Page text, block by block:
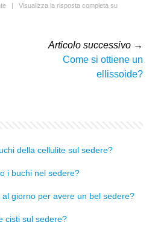
| Visualizza la risposta completa su
Articolo successivo →
Come si ottiene un
ellissoide?
della cellulite sul sedere?
i buchi nel sedere?
giorno per avere un bel sedere?
cisti sul sedere?